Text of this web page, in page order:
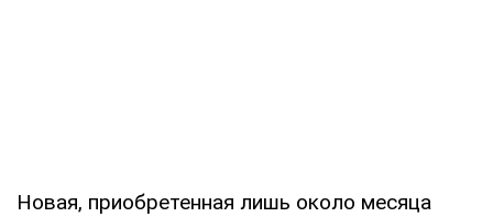
Новая, приобретенная лишь около месяца